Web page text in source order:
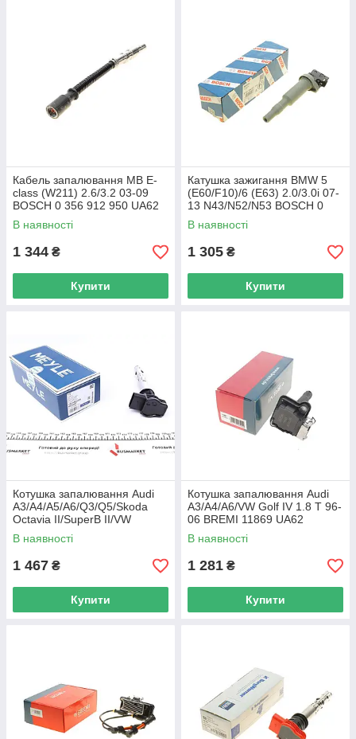
Кабель запалювання MB E-
class (W211) 2.6/3.2 03-09
BOSCH 0 356 912 950 UA62
В наявності
1 344 ₴
Купити
Катушка зажигання BMW 5
(E60/F10)/6 (E63) 2.0/3.0i 07-
13 N43/N52/N53 BOSCH 0
221 504 801 UA62
В наявності
1 305 ₴
Купити
Котушка запалювання Audi
A3/A4/A5/A6/Q3/Q5/Skoda
Octavia II/SuperB II/VW
Golf/Jetta/Passat/T 100 905
0025 UA62
В наявності
1 467 ₴
Купити
Котушка запалювання Audi
A3/A4/A6/VW Golf IV 1.8 T 96-
06 BREMI 11869 UA62
В наявності
1 281 ₴
Купити